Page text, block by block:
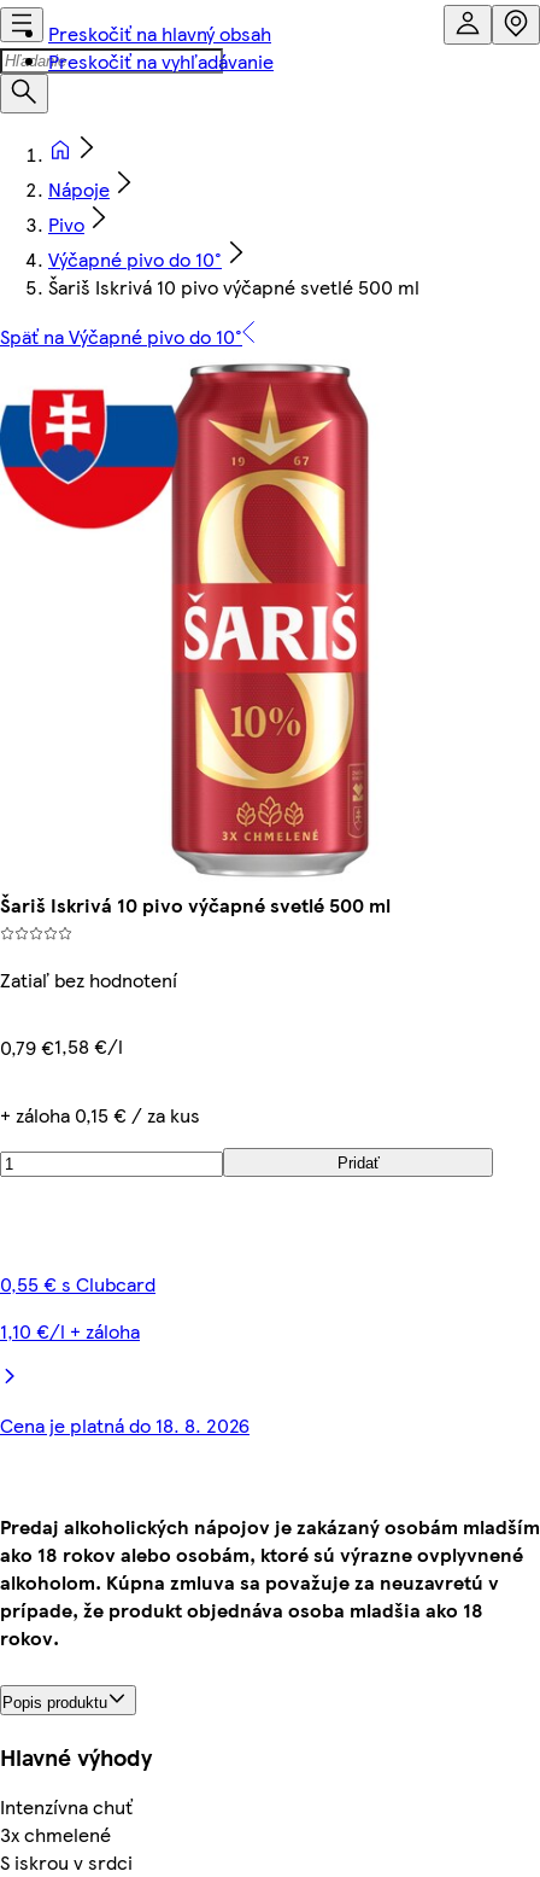
Preskočiť na hlavný obsah
Preskočiť na vyhľadávanie
Nápoje
Pivo
Výčapné pivo do 10°
Šariš Iskrivá 10 pivo výčapné svetlé 500 ml
Späť na Výčapné pivo do 10°
Šariš Iskrivá 10 pivo výčapné svetlé 500 ml
Zatiaľ bez hodnotení
0,79 €1,58 €/l
+ záloha 0,15 € / za kus
Pridať
0,55 € s Clubcard
1,10 €/l + záloha
Cena je platná do 18. 8. 2026
Predaj alkoholických nápojov je zakázaný osobám mladším
ako 18 rokov alebo osobám, ktoré sú výrazne ovplyvnené
alkoholom. Kúpna zmluva sa považuje za neuzavretú v
prípade, že produkt objednáva osoba mladšia ako 18
rokov.
Popis produktu
Hlavné výhody
Intenzívna chuť
3x chmelené
S iskrou v srdci